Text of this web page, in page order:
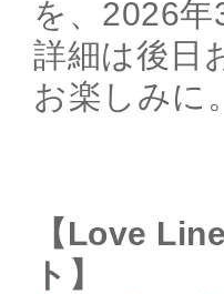
を、2026
詳細は後日
お楽しみに。
【Love
ト】